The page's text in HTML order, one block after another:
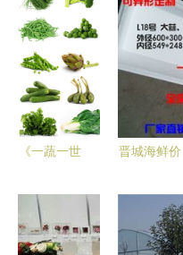
GBEWTFE
纯素烹饪的
艺术与科学
厂日产25-
30吨，全力
保障市
民“菜篮子”
《一蔬一世
色的生命馈
赠》
晋城海鲜价
销密码 从
易购客数据